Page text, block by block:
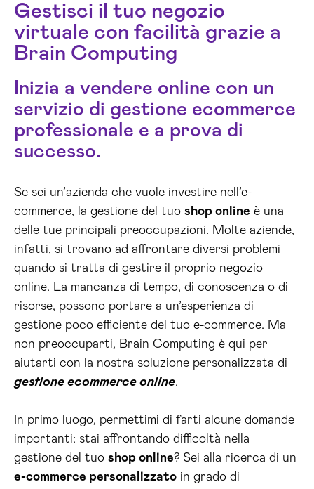
Gestisci il tuo negozio
virtuale con facilità grazie a
Brain Computing
Inizia a vendere online con un
servizio di gestione ecommerce
professionale e a prova di
successo.
Se sei un’azienda che vuole investire nell’e-
commerce, la gestione del tuo shop online è una
delle tue principali preoccupazioni. Molte aziende,
infatti, si trovano ad affrontare diversi problemi
quando si tratta di gestire il proprio negozio
online. La mancanza di tempo, di conoscenza o di
risorse, possono portare a un’esperienza di
gestione poco efficiente del tuo e-commerce. Ma
non preoccuparti, Brain Computing è qui per
aiutarti con la nostra soluzione personalizzata di
gestione ecommerce online.
In primo luogo, permettimi di farti alcune domande
importanti: stai affrontando difficoltà nella
gestione del tuo shop online? Sei alla ricerca di un
e-commerce personalizzato in grado di